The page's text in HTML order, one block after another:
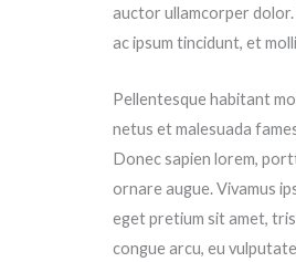
auctor ullamcorper
ac ipsum tincidunt, et
Pellentesque habitant
netus et malesuada
Donec sapien lorem,
ornare augue. Vivamus
eget pretium sit amet,
congue arcu, eu